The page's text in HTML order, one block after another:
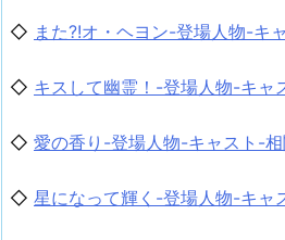
◇ また?!オ・ヘヨン-登場人物-キ
◇ キスして幽霊！-登場人物-キャ
◇ 愛の香り-登場人物-キャスト-
◇ 星になって輝く-登場人物-キャ